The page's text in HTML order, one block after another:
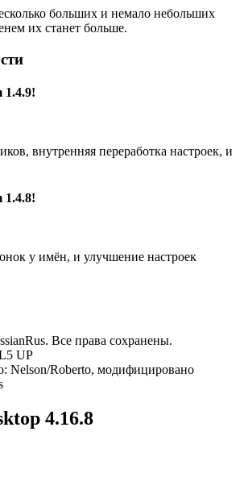
больших и немало небольших
их станет больше.
внутренняя переработка настроек, и
у имён, и улучшение настроек
Все права сохранены.
UP
Nelson/Roberto, модифицировано
4.16.8